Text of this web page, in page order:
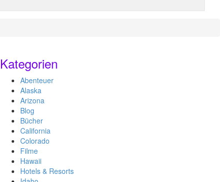
Kategorien
Abenteuer
Alaska
Arizona
Blog
Bücher
California
Colorado
Filme
Hawaii
Hotels & Resorts